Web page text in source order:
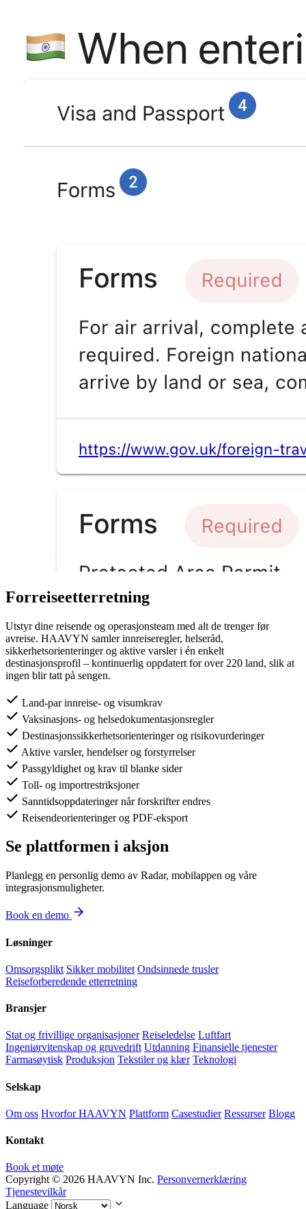
Forreiseetterretning
Utstyr dine reisende og operasjonsteam med alt de trenger før
avreise. HAAVYN samler innreiseregler, helseråd,
sikkerhetsorienteringer og aktive varsler i én enkelt
destinasjonsprofil – kontinuerlig oppdatert for over 220 land, slik at
ingen blir tatt på sengen.
Land-par innreise- og visumkrav
Vaksinasjons- og helsedokumentasjonsregler
Destinasjonssikkerhetsorienteringer og risikovurderinger
Aktive varsler, hendelser og forstyrrelser
Passgyldighet og krav til blanke sider
Toll- og importrestriksjoner
Sanntidsoppdateringer når forskrifter endres
Reisendeorienteringer og PDF-eksport
Se plattformen i aksjon
Planlegg en personlig demo av Radar, mobilappen og våre
integrasjonsmuligheter.
Book en demo
Løsninger
Omsorgsplikt Sikker mobilitet Ondsinnede trusler
Reiseforberedende etterretning
Bransjer
Stat og frivillige organisasjoner Reiseledelse Luftfart
Ingeniørvitenskap og gruvedrift Utdanning Finansielle tjenester
Farmasøytisk Produksjon Tekstiler og klær Teknologi
Selskap
Om oss Hvorfor HAAVYN Plattform Casestudier Ressurser Blogg
Kontakt
Book et møte
Copyright © 2026 HAAVYN Inc. Personvernerklæring
Tjenestevilkår
Language